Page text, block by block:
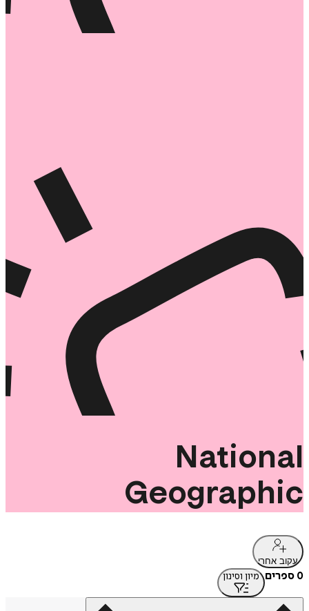
National
Geographic
עקוב אחרי
0 ספרים מיון וסינון